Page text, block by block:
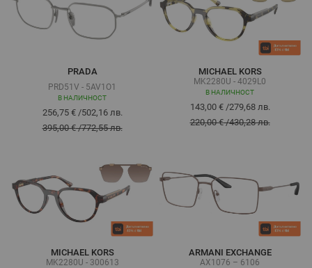
PRADA
PRD51V - 5AV1O1
В НАЛИЧНОСТ
256,75 €/502,16 лв.
395,00 €/772,55 лв.
MICHAEL KORS
MK2280U - 4029L0
В НАЛИЧНОСТ
143,00 €/279,68 лв.
220,00 €/430,28 лв.
MICHAEL KORS
MK2280U - 300613
ARMANI EXCHANGE
AX1076 – 6106